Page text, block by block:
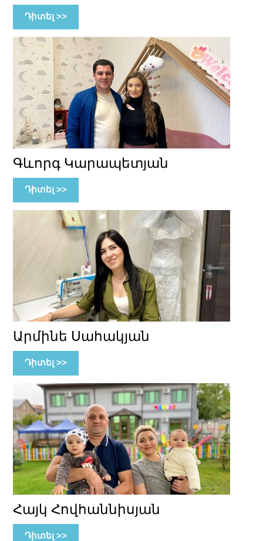
Դիտել >>
Գևորգ Կարապետյան
Դիտել >>
Արմինե Սահակյան
Դիտել >>
Հայկ Հովհաննիսյան
Դիտել >>